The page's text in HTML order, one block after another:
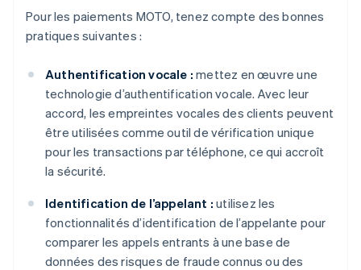
Pour les paiements MOTO, tenez compte des bonnes
pratiques suivantes :
Authentification vocale : mettez en œuvre une
technologie d’authentification vocale. Avec leur
accord, les empreintes vocales des clients peuvent
être utilisées comme outil de vérification unique
pour les transactions par téléphone, ce qui accroît
la sécurité.
Identification de l’appelant : utilisez les
fonctionnalités d’identification de l’appelante pour
comparer les appels entrants à une base de
données des risques de fraude connus ou des